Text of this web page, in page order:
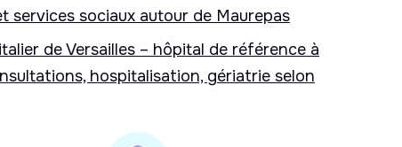
services sociaux autour de Maurepas
de Versailles – hôpital de référence à
hospitalisation, gériatrie selon